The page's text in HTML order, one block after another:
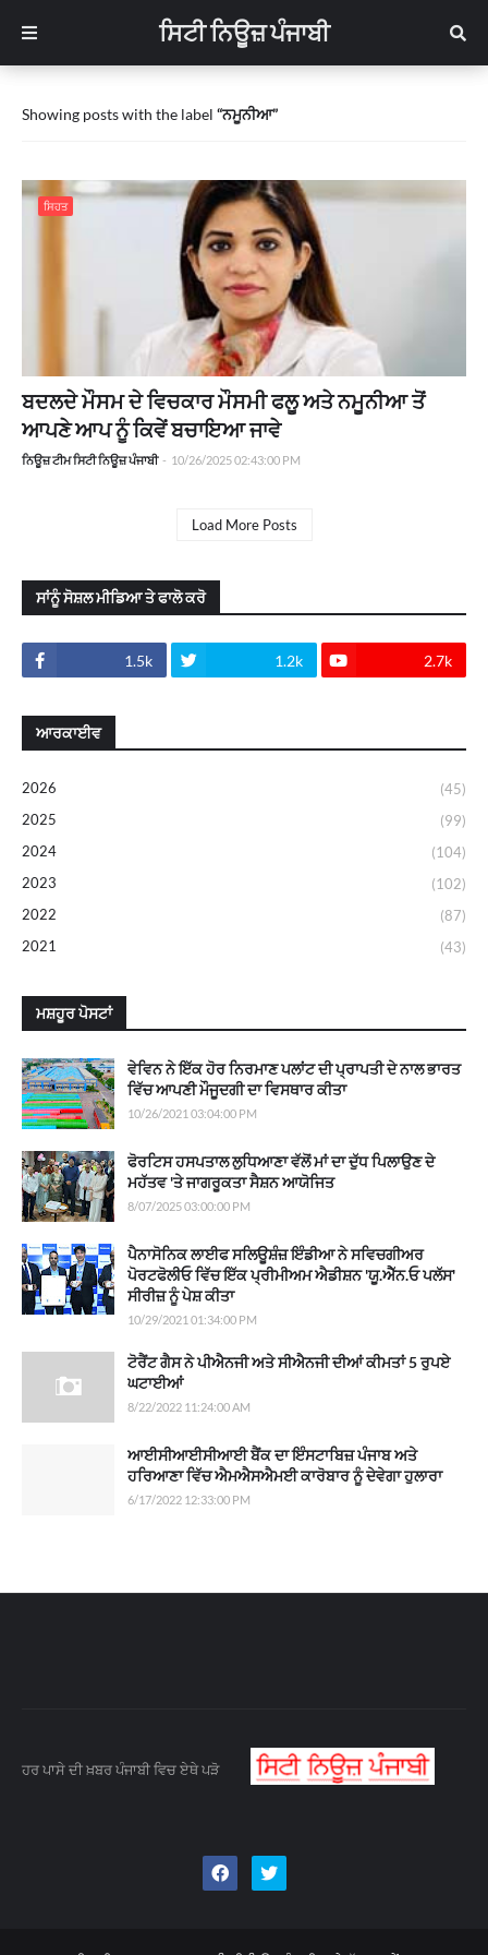
ਸਿਟੀ ਨਿਊਜ਼ ਪੰਜਾਬੀ
Showing posts with the label ਨਮੂਨੀਆ
ਸਿਹਤ
ਬਦਲਦੇ ਮੌਸਮ ਦੇ ਵਿਚਕਾਰ ਮੌਸਮੀ ਫਲੂ ਅਤੇ ਨਮੂਨੀਆ ਤੋਂ
ਆਪਣੇ ਆਪ ਨੂੰ ਕਿਵੇਂ ਬਚਾਇਆ ਜਾਵੇ
ਨਿਊਜ਼ ਟੀਮ ਸਿਟੀ ਨਿਊਜ਼ ਪੰਜਾਬੀ - 10/26/2025 02:43:00 PM
Load More Posts
ਸਾਂਨੂੰ ਸੋਸ਼ਲ ਮੀਡਿਆ ਤੇ ਫਾਲੋ ਕਰੋ
1.5k 1.2k 2.7k
ਆਰਕਾਈਵ
2026
(45)
2025
(99)
2024
(104)
2023
(102)
2022
(87)
2021
(43)
ਮਸ਼ਹੂਰ ਪੋਸਟਾਂ
ਵੇਵਿਨ ਨੇ ਇੱਕ ਹੋਰ ਨਿਰਮਾਣ ਪਲਾਂਟ ਦੀ ਪ੍ਰਾਪਤੀ ਦੇ ਨਾਲ ਭਾਰਤ
ਵਿੱਚ ਆਪਣੀ ਮੌਜੂਦਗੀ ਦਾ ਵਿਸਥਾਰ ਕੀਤਾ
10/26/2021 03:04:00 PM
ਫੋਰਟਿਸ ਹਸਪਤਾਲ ਲੁਧਿਆਣਾ ਵੱਲੋਂ ਮਾਂ ਦਾ ਦੁੱਧ ਪਿਲਾਉਣ ਦੇ
ਮਹੱਤਵ 'ਤੇ ਜਾਗਰੂਕਤਾ ਸੈਸ਼ਨ ਆਯੋਜਿਤ
8/07/2025 03:00:00 PM
ਪੈਨਾਸੋਨਿਕ ਲਾਈਫ ਸਲਿਊਸ਼ੰਜ਼ ਇੰਡੀਆ ਨੇ ਸਵਿਚਗੀਅਰ
ਪੋਰਟਫੋਲੀਓ ਵਿੱਚ ਇੱਕ ਪ੍ਰੀਮੀਅਮ ਐਡੀਸ਼ਨ 'ਯੂ.ਐੱਨ.ਓ ਪਲੱਸ'
ਸੀਰੀਜ਼ ਨੂੰ ਪੇਸ਼ ਕੀਤਾ
10/29/2021 01:34:00 PM
ਟੋਰੈਂਟ ਗੈਸ ਨੇ ਪੀਐਨਜੀ ਅਤੇ ਸੀਐਨਜੀ ਦੀਆਂ ਕੀਮਤਾਂ 5 ਰੁਪਏ
ਘਟਾਈਆਂ
8/22/2022 11:24:00 AM
ਆਈਸੀਆਈਸੀਆਈ ਬੈਂਕ ਦਾ ਇੰਸਟਾਬਿਜ਼ ਪੰਜਾਬ ਅਤੇ
ਹਰਿਆਣਾ ਵਿੱਚ ਐਮਐਸਐਮਈ ਕਾਰੋਬਾਰ ਨੂੰ ਦੇਵੇਗਾ ਹੁਲਾਰਾ
6/17/2022 12:33:00 PM
ਹਰ ਪਾਸੇ ਦੀ ਖ਼ਬਰ ਪੰਜਾਬੀ ਵਿਚ ਏਥੇ ਪੜੋ